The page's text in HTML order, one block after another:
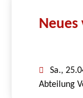
Neues
Sa.,
Abteilung